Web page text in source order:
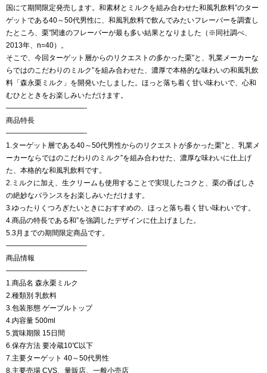
国にて期間限定発売します。和素材とミルクを組み合わせた和風乳飲料”のター
ゲットである40～50代男性に、和風乳飲料で飲んでみたいフレーバーを調査し
たところ、栗”関連のフレーバーが最も多い結果となりました（※同社調べ、
2013年、n=40）。
そこで、今回ターゲット層からのリクエストの多かった栗”と、乳業メーカーな
らではのこだわりのミルク”を組み合わせた、濃厚で本格的な味わいの和風乳飲
料「森永栗ミルク」を開発いたしました。ほっと落ち着く甘い味わいで、心和
むひとときをお楽しみいただけます。
———————————-
商品特長
———————————-
1.ターゲット層である40～50代男性からのリクエストが多かった栗”と、乳業メ
ーカーならではのこだわりのミルク”を組み合わせた、濃厚な味わいに仕上げ
た、本格的な和風乳飲料です。
2.ミルクに加え、生クリームも使用することで実現したコクと、栗の香ばしさ
の絶妙なバランスをお楽しみいただけます。
3.ゆったりくつろぎたいときにおすすめの、ほっと落ち着く甘い味わいです。
4.商品の特長である和”を強調したデザインに仕上げました。
5.3月までの期間限定商品です。
———————————-
商品情報
———————————-
1.商品名 森永栗ミルク
2.種類別 乳飲料
3.包装形態 ゲーブルトップ
4.内容量 500ml
5.賞味期限 15日間
6.保存方法 要冷蔵10℃以下
7.主要ターゲット 40～50代男性
8.主要売場 CVS、量販店、一般小売店